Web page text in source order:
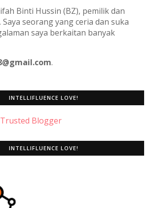
Binti Hussin (BZ), pemilik dan
seorang yang ceria dan suka
saya berkaitan banyak
.
INTELLIFLUENCE LOVE!
INTELLIFLUENCE LOVE!